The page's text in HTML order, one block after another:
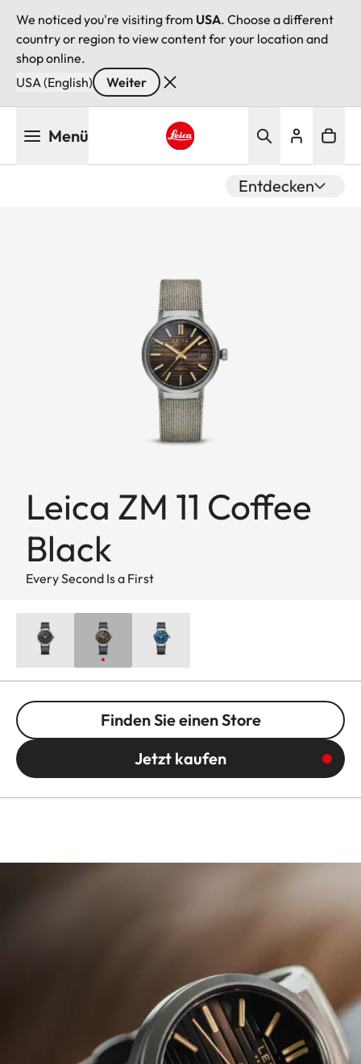
We noticed you're visiting from USA. Choose a different
country or region to view content for your location and
shop online.
USA (English)
Weiter
Menü
Entdecken
Leica ZM 11 Coffee
Black
Every Second Is a First
Finden Sie einen Store
Jetzt kaufen